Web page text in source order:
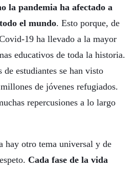
la pandemia ha afectado a
el mundo. Esto porque, de
19 ha llevado a la mayor
educativos de toda la historia.
estudiantes se han visto
de jóvenes refugiados.
repercusiones a lo largo
hay otro tema universal y de
Cada fase de la vida